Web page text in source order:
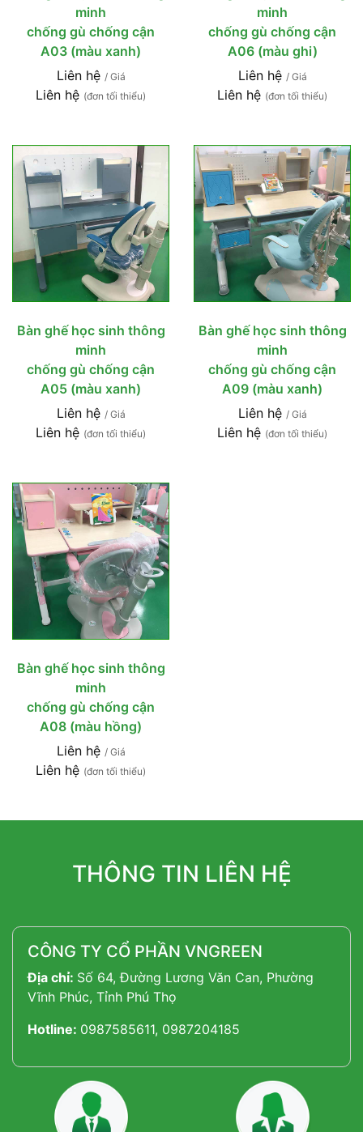
minh
chống gù chống cận
A03 (màu xanh)
Liên hệ / Giá
Liên hệ (đơn tối thiểu)
minh
chống gù chống cận
A06 (màu ghi)
Liên hệ / Giá
Liên hệ (đơn tối thiểu)
Bàn ghế học sinh thông
minh
chống gù chống cận
A05 (màu xanh)
Liên hệ / Giá
Liên hệ (đơn tối thiểu)
Bàn ghế học sinh thông
minh
chống gù chống cận
A09 (màu xanh)
Liên hệ / Giá
Liên hệ (đơn tối thiểu)
Bàn ghế học sinh thông
minh
chống gù chống cận
A08 (màu hồng)
Liên hệ / Giá
Liên hệ (đơn tối thiểu)
THÔNG TIN LIÊN HỆ
CÔNG TY CỔ PHẦN VNGREEN
Địa chỉ: Số 64, Đường Lương Văn Can, Phường
Vĩnh Phúc, Tỉnh Phú Thọ
Hotline: 0987585611, 0987204185